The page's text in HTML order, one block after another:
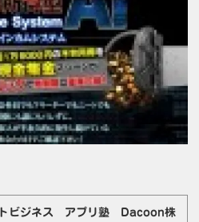
ビジネス アプリ塾 Dacoon株